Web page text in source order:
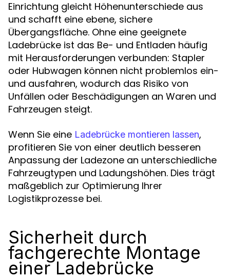
Einrichtung gleicht Höhenunterschiede aus
und schafft eine ebene, sichere
Übergangsfläche. Ohne eine geeignete
Ladebrücke ist das Be- und Entladen häufig
mit Herausforderungen verbunden: Stapler
oder Hubwagen können nicht problemlos ein-
und ausfahren, wodurch das Risiko von
Unfällen oder Beschädigungen an Waren und
Fahrzeugen steigt.
Wenn Sie eine Ladebrücke montieren lassen,
profitieren Sie von einer deutlich besseren
Anpassung der Ladezone an unterschiedliche
Fahrzeugtypen und Ladungshöhen. Dies trägt
maßgeblich zur Optimierung Ihrer
Logistikprozesse bei.
Sicherheit durch
fachgerechte Montage
einer Ladebrücke